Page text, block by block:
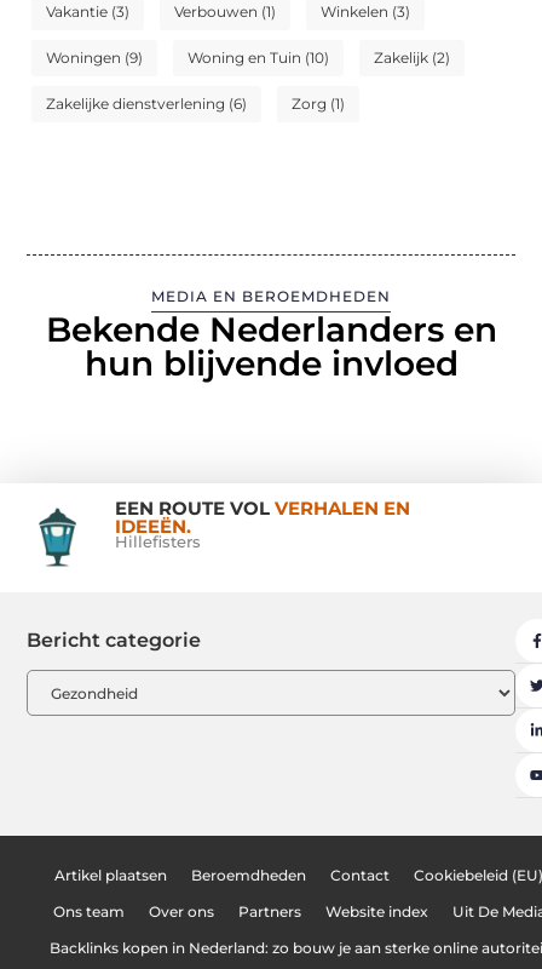
Vakantie (3) Verbouwen (1) Winkelen (3)
Woningen (9) Woning en Tuin (10) Zakelijk (2)
Zakelijke dienstverlening (6) Zorg (1)
MEDIA EN BEROEMDHEDEN
Bekende Nederlanders en
hun blijvende invloed
EEN ROUTE VOL VERHALEN EN
IDEEËN.
Hillefisters
Bericht categorie
Artikel plaatsen Beroemdheden Contact Cookiebeleid (EU)
Ons team Over ons Partners Website index Uit De
Backlinks kopen in Nederland: zo bouw je aan sterke online